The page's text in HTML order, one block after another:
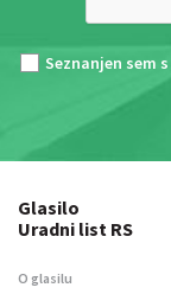
Seznanjen sem s
Glasilo
Uradni list RS
O glasilu